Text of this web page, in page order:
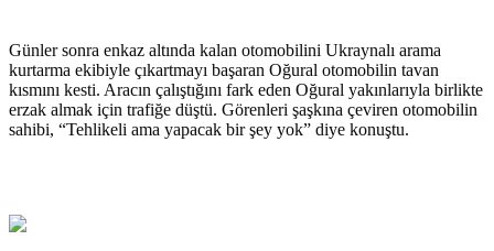
Günler sonra enkaz altında kalan otomobilini Ukraynalı arama
kurtarma ekibiyle çıkartmayı başaran Oğural otomobilin tavan
kısmını kesti. Aracın çalıştığını fark eden Oğural yakınlarıyla birlikte
erzak almak için trafiğe düştü. Görenleri şaşkına çeviren otomobilin
sahibi, “Tehlikeli ama yapacak bir şey yok” diye konuştu.